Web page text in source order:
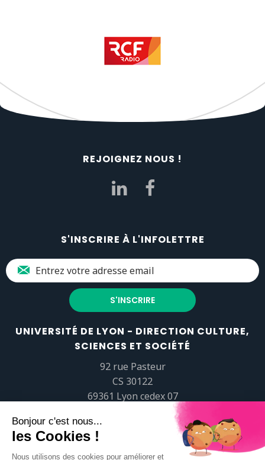
REJOIGNEZ NOUS !
S'INSCRIRE À L'INFOLETTRE
UNIVERSITÉ DE LYON - DIRECTION CULTURE,
SCIENCES ET SOCIÉTÉ
92 rue Pasteur
CS 30122
69361 Lyon cedex 07
popsciences@universite-lyon.fr
Tél.+33 (0)4 37 37 82 01